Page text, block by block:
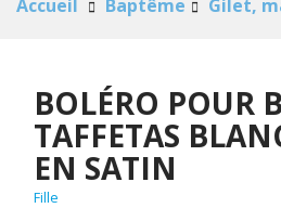
Accueil Baptême Gilet,
BOLÉRO POUR
TAFFETAS
EN SATIN
Fille